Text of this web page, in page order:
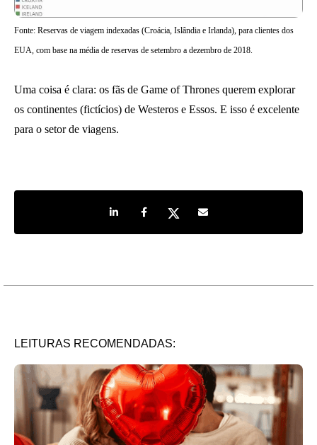
Fonte: Reservas de viagem indexadas (Croácia, Islândia e Irlanda), para clientes dos
EUA, com base na média de reservas de setembro a dezembro de 2018.
Uma coisa é clara: os fãs de Game of Thrones querem explorar
os continentes (fictícios) de Westeros e Essos. E isso é excelente
para o setor de viagens.
Share on LinkedIn
Share on Facebook
Share on TwitterShare by e-mail
LEITURAS RECOMENDADAS: